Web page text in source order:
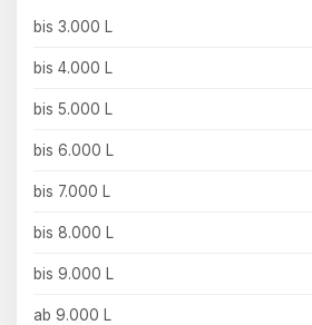
bis 3.000 L
bis 4.000 L
bis 5.000 L
bis 6.000 L
bis 7.000 L
bis 8.000 L
bis 9.000 L
ab 9.000 L